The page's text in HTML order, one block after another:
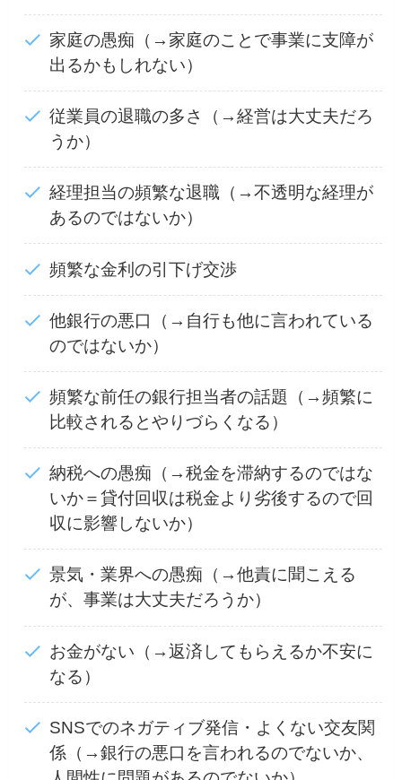
家庭の愚痴（→家庭のことで事業に支障が
出るかもしれない）
従業員の退職の多さ（→経営は大丈夫だろ
うか）
経理担当の頻繁な退職（→不透明な経理が
あるのではないか）
頻繁な金利の引下げ交渉
他銀行の悪口（→自行も他に言われている
のではないか）
頻繁な前任の銀行担当者の話題（→頻繁に
比較されるとやりづらくなる）
納税への愚痴（→税金を滞納するのではな
いか＝貸付回収は税金より劣後するので回
収に影響しないか）
景気・業界への愚痴（→他責に聞こえる
が、事業は大丈夫だろうか）
お金がない（→返済してもらえるか不安に
なる）
SNSでのネガティブ発信・よくない交友関
係（→銀行の悪口を言われるのでないか、